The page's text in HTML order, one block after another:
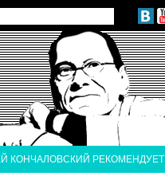
КОНЧАЛОВСКИЙ РЕКОМЕНДУЕТ